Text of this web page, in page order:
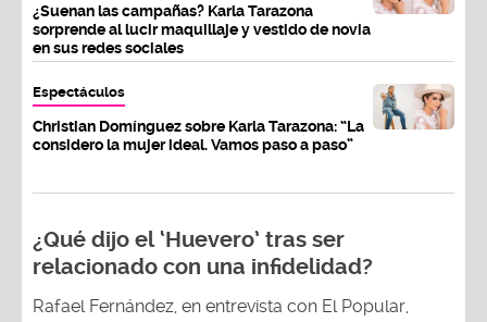
¿Suenan las campañas? Karla Tarazona
sorprende al lucir maquillaje y vestido de novia
en sus redes sociales
Espectáculos
Christian Domínguez sobre Karla Tarazona: “La
considero la mujer ideal. Vamos paso a paso”
¿Qué dijo el ‘Huevero’ tras ser
relacionado con una infidelidad?
Rafael Fernández, en entrevista con El Popular,